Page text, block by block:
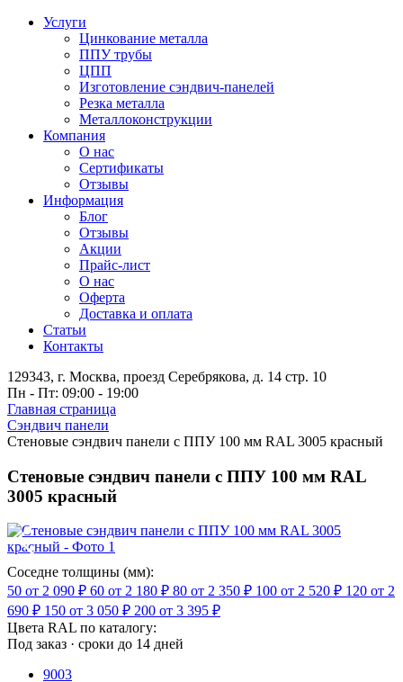
Услуги
Цинкование металла
ППУ трубы
ЦПП
Изготовление сэндвич-панелей
Резка металла
Металлоконструкции
Компания
О нас
Сертификаты
Отзывы
Информация
Блог
Отзывы
Акции
Прайс-лист
О нас
Оферта
Доставка и оплата
Статьи
Контакты
129343, г. Москва, проезд Серебрякова, д. 14 стр. 10
Пн - Пт: 09:00 - 19:00
Главная страница
Сэндвич панели
Стеновые сэндвич панели с ППУ 100 мм RAL 3005 красный
Стеновые сэндвич панели с ППУ 100 мм RAL
3005 красный
Соседне толщины (мм):
50 от 2 090 ₽ 60 от 2 180 ₽ 80 от 2 350 ₽ 100 от 2 520 ₽ 120 от 2
690 ₽ 150 от 3 050 ₽ 200 от 3 395 ₽
Цвета RAL по каталогу:
Под заказ · сроки до 14 дней
9003